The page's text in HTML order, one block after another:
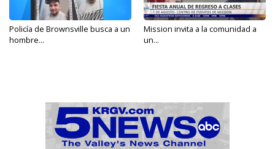
Policía de Brownsville busca a un
hombre...
Mission invita a la comunidad a
un...